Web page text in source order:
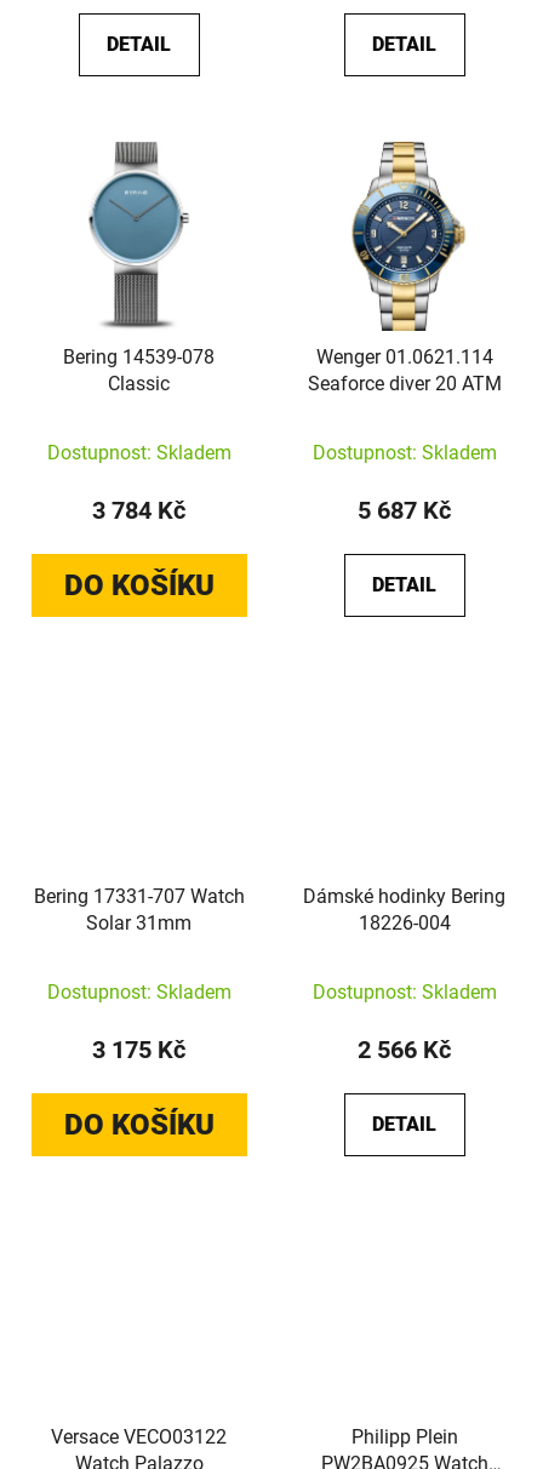
DETAIL DETAIL
Bering 14539-078
Classic
Dostupnost: Skladem
3 784 Kč
DO KOŠÍKU
Wenger 01.0621.114
Seaforce diver 20 ATM
Dostupnost: Skladem
5 687 Kč
DETAIL
Bering 17331-707 Watch
Solar 31mm
Dostupnost: Skladem
3 175 Kč
DO KOŠÍKU
Dámské hodinky Bering
18226-004
Dostupnost: Skladem
2 566 Kč
DETAIL
Versace VECO03122
Watch Palazzo
Philipp Plein
PW2BA0925 Watch